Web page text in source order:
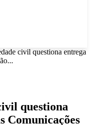
civil questiona entrega
questiona
Comunicações